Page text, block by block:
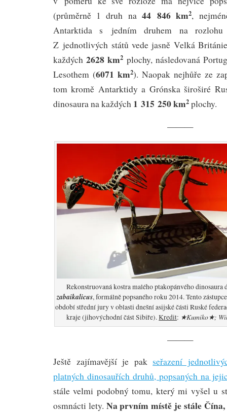
(průměrně 1 druh na 44 846 km2,
Antarktida s jedním druhem na
Z jednotlivých států vede jasně Velká
každých2628 km2 plochy, následovaná
Lesothem (6071 km2). Naopak nejhůře ze
tom kromě Antarktidy a Grónska široširé
dinosaura na každých 1 315 250 km2 plochy.
———
Rekonstruovaná kostra malého ptakopánvého dinosaura
zabaikalicus, formálně popsaného roku 2014. Tento
období střední jury v oblasti dnešní asijské části Ruské
kraje (jihovýchodní část Sibiře).Kredit: ★Kumiko★;
———
Ještě zajímavější je pak seřazení
platných dinosauřích druhů, popsaných na
stále velmi podobný tomu, který mi vyšel u
osmnácti lety. Na prvním místě je stále